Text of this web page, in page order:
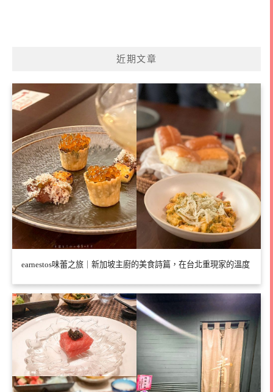
近期文章
earnestos味蕾之旅｜新加坡主廚的美食詩篇，在台北重現家的溫度